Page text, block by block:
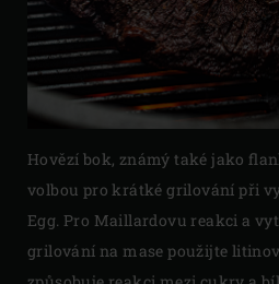
Hovězí bok, známý také jako
volbou pro krátké grilování při
Egg. Pro Maillardovu reakci a
grilování na mase použijte